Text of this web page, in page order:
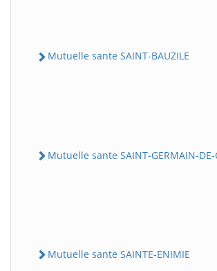
Mutuelle sante SAINT-BAUZILE
Mutuelle sante SAINT-GERMAIN-DE-
Mutuelle sante SAINTE-ENIMIE